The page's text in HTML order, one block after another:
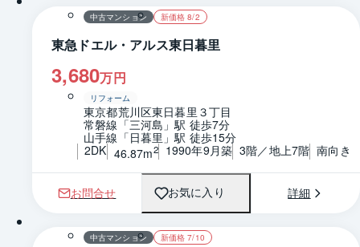
中古マンション 新価格 8/2
東急ドエル・アルス東日暮里
3,680万円
リフォーム
東京都荒川区東日暮里３丁目
常磐線「三河島」駅 徒歩7分
山手線「日暮里」駅 徒歩15分
2DK 46.87m2 1990年9月築 3階／地上7階 南向き
お問合せ お気に入り 詳細
1 / 0 間取り
中古マンション 新価格 7/10